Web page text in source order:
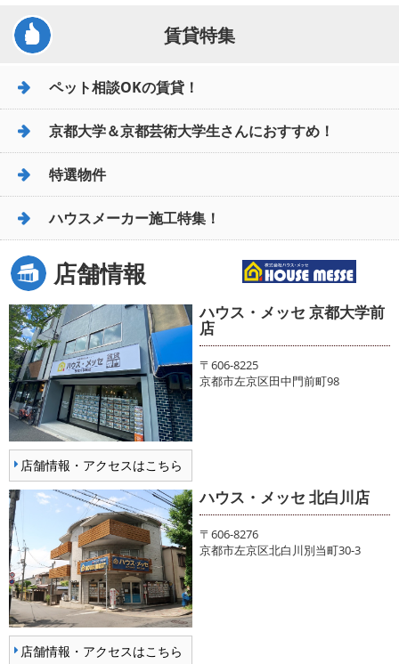
賃貸特集
ペット相談OKの賃貸！
京都大学＆京都芸術大学生さんにおすすめ！
特選物件
ハウスメーカー施工特集！
店舗情報
店舗情報・アクセスはこちら
ハウス・メッセ 京都大学前
店
〒606-8225
京都市左京区田中門前町98
店舗情報・アクセスはこちら
ハウス・メッセ 北白川店
〒606-8276
京都市左京区北白川別当町30-3